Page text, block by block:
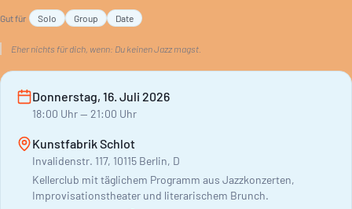
Gut für Solo Group Date
Eher nichts für dich, wenn: Du keinen Jazz magst.
Donnerstag, 16. Juli 2026
18:00 Uhr— 21:00 Uhr
Kunstfabrik Schlot
Invalidenstr. 117, 10115 Berlin, D
Kellerclub mit täglichem Programm aus Jazzkonzerten,
Improvisationstheater und literarischem Brunch.